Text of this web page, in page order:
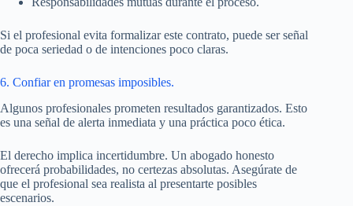
Si el profesional evita formalizar este contrato, puede ser señal
de poca seriedad o de intenciones poco claras.
6. Confiar en promesas imposibles.
Algunos profesionales prometen resultados garantizados. Esto
es una señal de alerta inmediata y una práctica poco ética.
El derecho implica incertidumbre. Un abogado honesto
ofrecerá probabilidades, no certezas absolutas. Asegúrate de
que el profesional sea realista al presentarte posibles
escenarios.